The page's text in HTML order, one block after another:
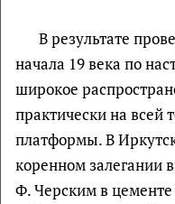
В результате
начала 19 века по
широкое
практически на всей
платформы. В
коренном залегании
Ф. Черским в